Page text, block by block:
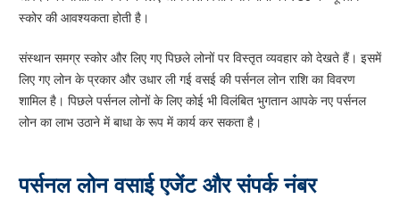
स्कोर की आवश्यकता होती है।
संस्थान समग्र स्कोर और लिए गए पिछले लोनों पर विस्तृत व्यवहार को देखते हैं। इसमें
लिए गए लोन के प्रकार और उधार ली गई वसई की पर्सनल लोन राशि का विवरण
शामिल है। पिछले पर्सनल लोनों के लिए कोई भी विलंबित भुगतान आपके नए पर्सनल
लोन का लाभ उठाने में बाधा के रूप में कार्य कर सकता है।
पर्सनल लोन वसाई एजेंट और संपर्क नंबर